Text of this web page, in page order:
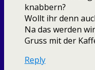
knabbern?
Wollt ihr denn
Na das werden
Gruss mit der
Reply